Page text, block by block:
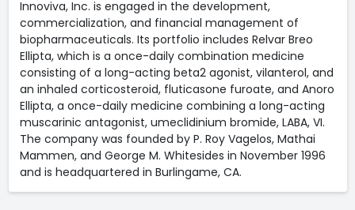
Innoviva, Inc. is engaged in the development,
commercialization, and financial management of
biopharmaceuticals. Its portfolio includes Relvar Breo
Ellipta, which is a once-daily combination medicine
consisting of a long-acting beta2 agonist, vilanterol, and
an inhaled corticosteroid, fluticasone furoate, and Anoro
Ellipta, a once-daily medicine combining a long-acting
muscarinic antagonist, umeclidinium bromide, LABA, VI.
The company was founded by P. Roy Vagelos, Mathai
Mammen, and George M. Whitesides in November 1996
and is headquartered in Burlingame, CA.